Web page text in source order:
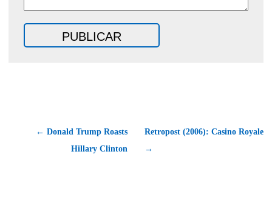
← Donald Trump Roasts
Hillary Clinton
Retropost (2006): Casino Royale
→